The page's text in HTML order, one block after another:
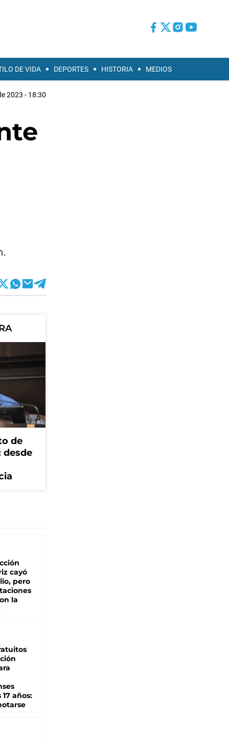
DE VIDA DEPORTES HISTORIA MEDIOS
2023 - 18:30
de
desde
cayó
pero
la
años: